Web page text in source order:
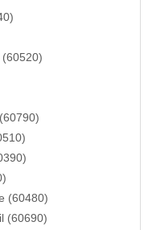
(60480)
(60690)